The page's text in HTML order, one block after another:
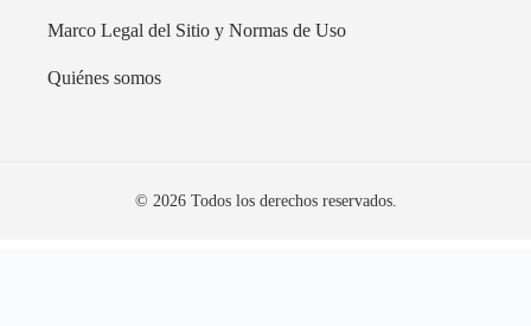
Marco Legal del Sitio y Normas de Uso
Quiénes somos
© 2026 Todos los derechos reservados.